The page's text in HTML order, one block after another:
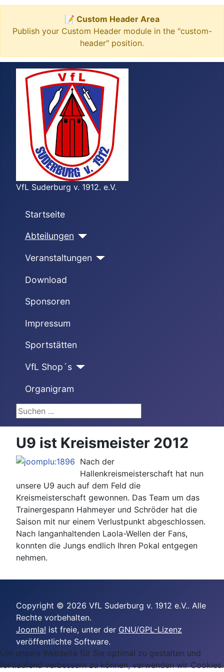
📝 Custom Header Area
Publish your Custom Header module in the "custom-
header" position.
VfL Suderburg v. 1912. e.V.
Startseite
Abteilungen
Veranstaltungen
Download
Sponsoren
Impressum
Sportstätten
VfL Shop´s
Organigram
Suchen ...
U9 ist Kreismeister 2012
Nach der
Hallenkreismeisterschaft hat nun
unsere U9 auch auf dem Feld die
Kreismeisterschaft gewonnen. Das Team um das
Trainergespann Hahmeyer und Schröder hat die
Saison mit nur einem Verlustpunkt abgeschlossen.
Nach langanhaltenden Laola-Wellen der Fans,
konnten die Jungs endlich Ihren Pokal entgegen
nehmen.
Copyright © 2026 VfL Suderburg v. 1912 e.V.. Alle
Rechte vorbehalten.
Joomla! ist freie, unter der GNU/GPL-Lizenz
veröffentlichte Software.
Um unsere Webseite für Sie optimal zu gestalten und
fortlaufend verbessern zu können, verwenden wir Cookies.